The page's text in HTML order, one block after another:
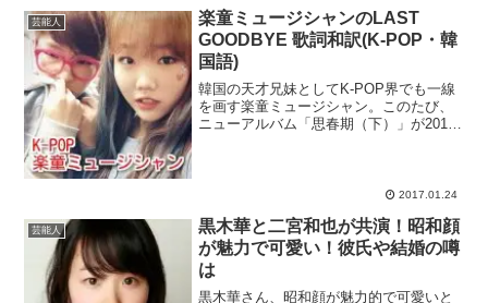
芸能人
楽童ミュージシャンのLAST
GOODBYE 歌詞和訳(K-POP・韓
国語)
韓国の天才兄妹としてK-POP界でも一線
を画す楽童ミュージシャン。このたび、
ニューアルバム「思春期（下）」が2017
2017.01.24
芸能人
黒木華と二宮和也が共演！昭和顔
が魅力で可愛い！彼氏や結婚の噂
は
黒木華さん、昭和顔が魅力的で可愛いと